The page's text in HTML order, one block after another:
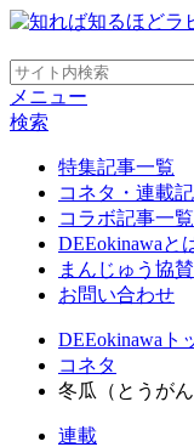
メニュー
検索
特集記事一覧
コネタ・連載
コラボ記事一覧
DEEokinawaと
まんじゅう協賛
お問い合わせ
DEEokinawaト
コネタ
冬瓜（とうが
連載